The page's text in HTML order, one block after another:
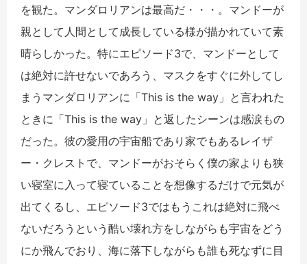
を観た。マンダロリアンは最高だ・・・。マンドーが
親として人間として成長している様が描かれていて素
晴らしかった。特にエピソード3で、マンドーとして
は絶対に許せないであろう、マスクをすぐに外してし
まうマンダロリアンに「This is the way」と言われた
ときに「This is the way」と返したシーンは感涙もの
だった。彼の愛用の宇宙船であり家でもあるレイザ
ー・クレストで、マンドーがおそらく僕の家よりも狭
い寝室に入って寝ていることを想像するだけで元気が
出てくるし、エピソード3ではもうこれは絶対に飛べ
ないだろうという酷い壊れ方をしながらも宇宙をどう
にか飛んでおり、海に落下しながらも誰も死なずに目